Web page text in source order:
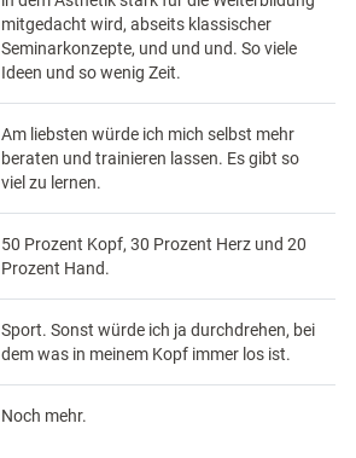
mitgedacht wird, abseits klassischer
Seminarkonzepte, und und und. So viele
Ideen und so wenig Zeit.
Am liebsten würde ich mich selbst mehr
beraten und trainieren lassen. Es gibt so
viel zu lernen.
50 Prozent Kopf, 30 Prozent Herz und 20
Prozent Hand.
Sport. Sonst würde ich ja durchdrehen, bei
dem was in meinem Kopf immer los ist.
Noch mehr.